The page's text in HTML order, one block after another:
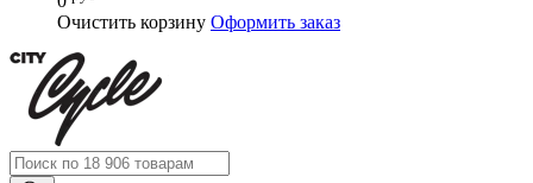
Очистить корзину Оформить заказ